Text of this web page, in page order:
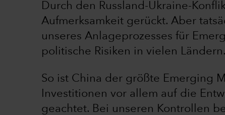
Durch den Russland-Ukraine-
Aufmerksamkeit gerückt. Aber
unseres Anlageprozesses für
politische Risiken in vielen Ländern.
So ist China der größte Emerging
Investitionen vor allem auf die
geachtet. Bei unseren Kontrollen